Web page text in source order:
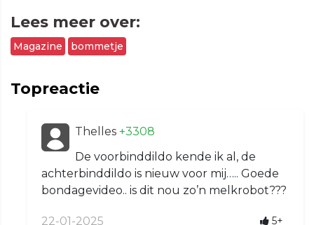
Lees meer over:
Magazine bommetje
Topreactie
Thelles +3308
De voorbinddildo kende ik al, de
achterbinddildo is nieuw voor mij….. Goede
bondagevideo.. is dit nou zo’n melkrobot???
22-01-2025 5+